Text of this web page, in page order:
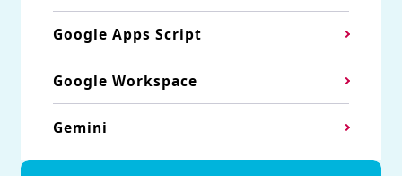
Google Apps Script
Google Workspace
Gemini